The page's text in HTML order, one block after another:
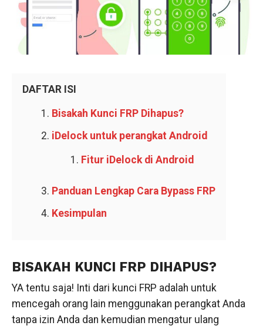
DAFTAR ISI
Bisakah Kunci FRP Dihapus?
iDelock untuk perangkat Android
Fitur iDelock di Android
Panduan Lengkap Cara Bypass FRP
Kesimpulan
BISAKAH KUNCI FRP DIHAPUS?
YA tentu saja! Inti dari kunci FRP adalah untuk
mencegah orang lain menggunakan perangkat Anda
tanpa izin Anda dan kemudian mengatur ulang